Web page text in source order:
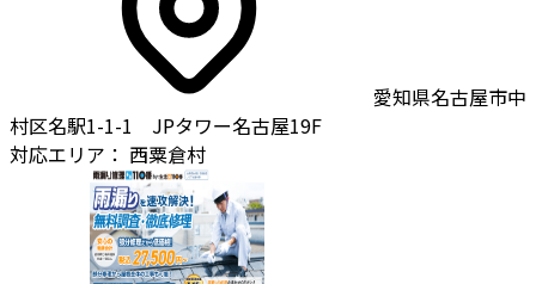
愛知県名古屋市中
村区名駅1-1-1 JPタワー名古屋19F
対応エリア： 西粟倉村